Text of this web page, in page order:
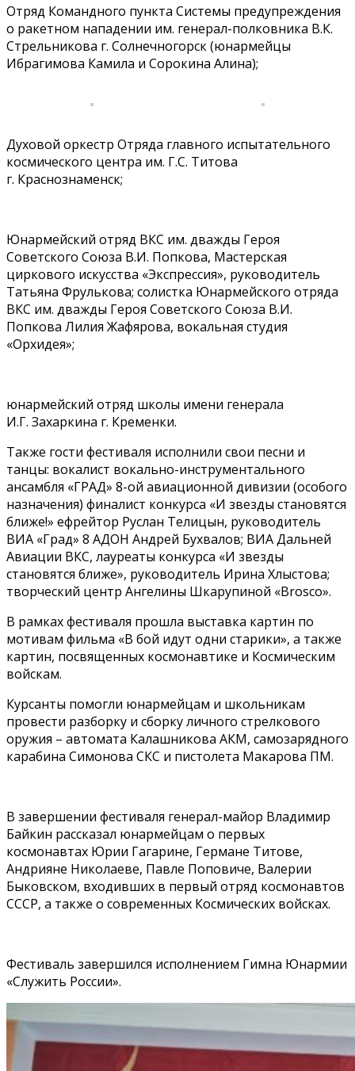
Отряд Командного пункта Системы предупреждения
о ракетном нападении им. генерал-полковника В.К.
Стрельникова г. Солнечногорск (юнармейцы
Ибрагимова Камила и Сорокина Алина);
Духовой оркестр Отряда главного испытательного
космического центра им. Г.С. Титова
г. Краснознаменск;
Юнармейский отряд ВКС им. дважды Героя
Советского Союза В.И. Попкова, Мастерская
циркового искусства «Экспрессия», руководитель
Татьяна Фрулькова; солистка Юнармейского отряда
ВКС им. дважды Героя Советского Союза В.И.
Попкова Лилия Жафярова, вокальная студия
«Орхидея»;
юнармейский отряд школы имени генерала
И.Г. Захаркина г. Кременки.
Также гости фестиваля исполнили свои песни и
танцы: вокалист вокально-инструментального
ансамбля «ГРАД» 8-ой авиационной дивизии (особого
назначения) финалист конкурса «И звезды становятся
ближе!» ефрейтор Руслан Телицын, руководитель
ВИА «Град» 8 АДОН Андрей Бухвалов; ВИА Дальней
Авиации ВКС, лауреаты конкурса «И звезды
становятся ближе», руководитель Ирина Хлыстова;
творческий центр Ангелины Шкарупиной «Brosco».
В рамках фестиваля прошла выставка картин по
мотивам фильма «В бой идут одни старики», а также
картин, посвященных космонавтике и Космическим
войскам.
Курсанты помогли юнармейцам и школьникам
провести разборку и сборку личного стрелкового
оружия – автомата Калашникова АКМ, самозарядного
карабина Симонова СКС и пистолета Макарова ПМ.
В завершении фестиваля генерал-майор Владимир
Байкин рассказал юнармейцам о первых
космонавтах Юрии Гагарине, Германе Титове,
Андрияне Николаеве, Павле Поповиче, Валерии
Быковском, входивших в первый отряд космонавтов
СССР, а также о современных Космических войсках.
Фестиваль завершился исполнением Гимна Юнармии
«Служить России».